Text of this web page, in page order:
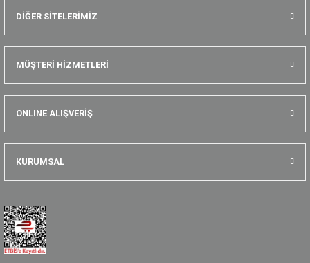
DİĞER SİTELERİMİZ
MÜŞTERİ HİZMETLERİ
ONLINE ALIŞVERİŞ
KURUMSAL